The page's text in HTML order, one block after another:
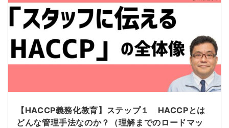
【HACCP義務化教育】ステップ１ HACCPとは
どんな管理手法なのか？（理解までのロードマッ